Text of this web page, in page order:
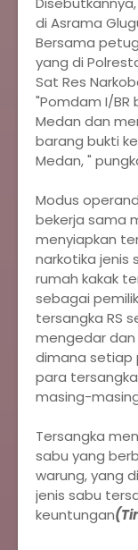
di Asrama
Bersama
yang di
Sat Res
"Pomdam I/BR
Medan dan
barang bukti
Medan, "
Modus
bekerja sama
menyiapkan
narkotika jenis
rumah kakak
sebagai
tersangka RS
mengedar dan
dimana setiap
para
masing-
Tersangka
sabu yang
warung, yang
jenis sabu
keuntungan